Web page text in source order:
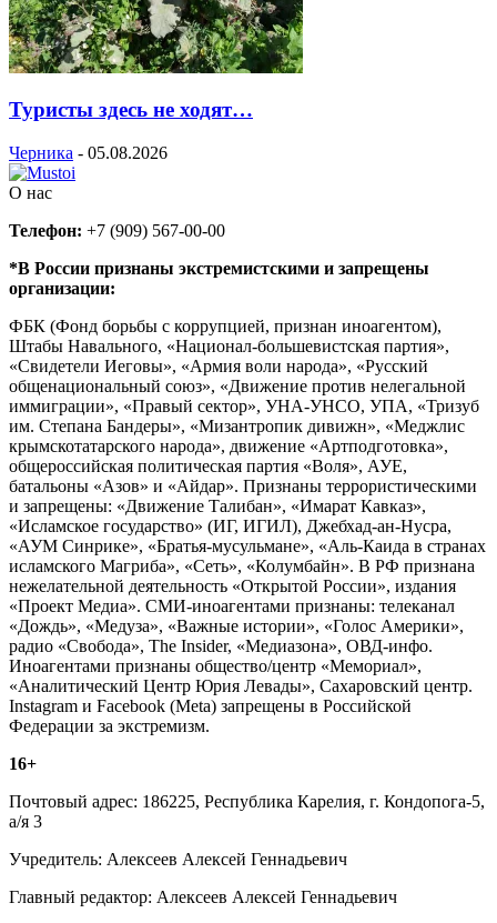
Туристы здесь не ходят…
Черника - 05.08.2026
О нас
Телефон: +7 (909) 567-00-00
*В России признаны экстремистскими и запрещены
организации:
ФБК (Фонд борьбы с коррупцией, признан иноагентом),
Штабы Навального, «Национал-большевистская партия»,
«Свидетели Иеговы», «Армия воли народа», «Русский
общенациональный союз», «Движение против нелегальной
иммиграции», «Правый сектор», УНА-УНСО, УПА, «Тризуб
им. Степана Бандеры», «Мизантропик дивижн», «Меджлис
крымскотатарского народа», движение «Артподготовка»,
общероссийская политическая партия «Воля», АУЕ,
батальоны «Азов» и «Айдар». Признаны террористическими
и запрещены: «Движение Талибан», «Имарат Кавказ»,
«Исламское государство» (ИГ, ИГИЛ), Джебхад-ан-Нусра,
«АУМ Синрике», «Братья-мусульмане», «Аль-Каида в странах
исламского Магриба», «Сеть», «Колумбайн». В РФ признана
нежелательной деятельность «Открытой России», издания
«Проект Медиа». СМИ-иноагентами признаны: телеканал
«Дождь», «Медуза», «Важные истории», «Голос Америки»,
радио «Свобода», The Insider, «Медиазона», ОВД-инфо.
Иноагентами признаны общество/центр «Мемориал»,
«Аналитический Центр Юрия Левады», Сахаровский центр.
Instagram и Facebook (Metа) запрещены в Российской
Федерации за экстремизм.
16+
Почтовый адрес: 186225, Республика Карелия, г. Кондопога-5,
а/я 3
Учредитель: Алексеев Алексей Геннадьевич
Главный редактор: Алексеев Алексей Геннадьевич